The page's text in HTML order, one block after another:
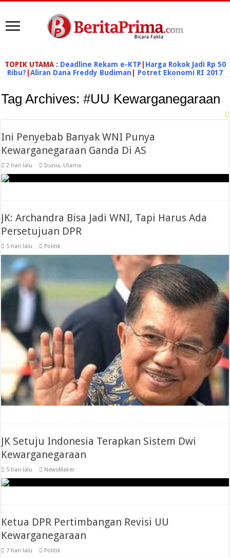
TOPIK UTAMA: Deadline Rekam e-KTP
Harga Rokok Jadi Rp 50
Ribu? Aliran Dana Freddy Budiman Potret Ekonomi RI 2017
Tag Archives:#UU Kewarganegaraan
Ini Penyebab Banyak WNI Punya
Kewarganegaraan Ganda Di AS
2 hari lalu Dunia, Utama
JK: Archandra Bisa Jadi WNI, Tapi Harus Ada
Persetujuan DPR
5 hari lalu Politik
JK Setuju Indonesia Terapkan Sistem Dwi
Kewarganegaraan
5 hari lalu NewsMaker
Ketua DPR Pertimbangan Revisi UU
Kewarganegaraan
7 hari lalu Politik